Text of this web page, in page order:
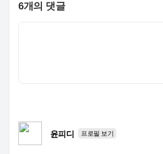
6개의 댓글
윤피디 프로필 보기